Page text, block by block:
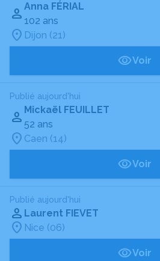
Anna FÉRIAL
102 ans
Dijon (21)
Voir
Publié aujourd'hui
Mickaël FEUILLET
52 ans
Caen (14)
Voir
Publié aujourd'hui
Laurent FIEVET
Nice (06)
Voir